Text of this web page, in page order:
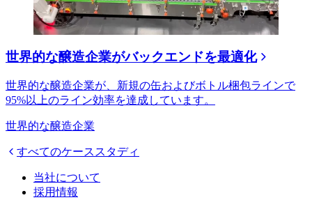
世界的な醸造企業がバックエンドを最適化
世界的な醸造企業が、新規の缶およびボトル梱包ラインで
95%以上のライン効率を達成しています。
世界的な醸造企業
すべてのケーススタディ
当社について
採用情報